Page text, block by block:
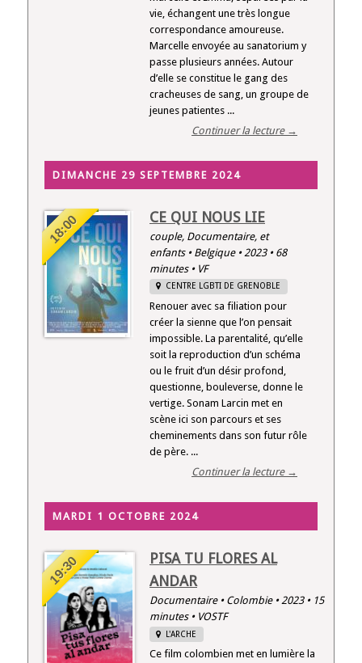
vie, échangent une très longue
correspondance amoureuse.
Marcelle envoyée au sanatorium y
passe plusieurs années. Autour
d’elle se constitue le gang des
cracheuses de sang, un groupe de
jeunes patientes ...
Continuer la lecture →
DIMANCHE 29 SEPTEMBRE 2024
18:00 CE QUI NOUS LIE
couple, Documentaire, et
enfants • Belgique • 2023 • 68
minutes • VF
CENTRE LGBTI DE GRENOBLE
Renouer avec sa filiation pour
créer la sienne que l’on pensait
impossible. La parentalité, qu’elle
soit la reproduction d’un schéma
ou le fruit d’un désir profond,
questionne, bouleverse, donne le
vertige. Sonam Larcin met en
scène ici son parcours et ses
cheminements dans son futur rôle
de père. ...
Continuer la lecture →
MARDI 1 OCTOBRE 2024
19:30
PISA TU FLORES AL
ANDAR
Documentaire • Colombie • 2023 • 15
minutes • VOSTF
L'ARCHE
Ce film colombien met en lumière la